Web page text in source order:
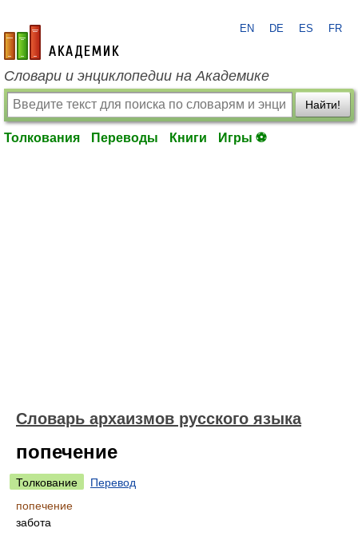
academic.ru
EN DE ES FR
Словари и энциклопедии на Академике
Найти!
Толкования Переводы Книги Игры ⚽
Cловарь архаизмов русского языка
попечение
Толкование
Перевод
попечение
забота